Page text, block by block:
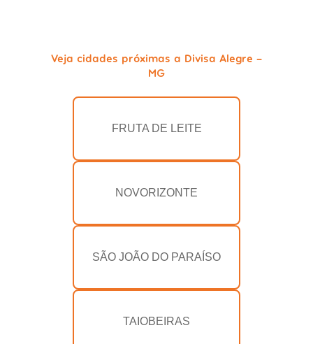
Veja cidades próximas a Divisa Alegre -
MG
FRUTA DE LEITE
NOVORIZONTE
SÃO JOÃO DO PARAÍSO
TAIOBEIRAS